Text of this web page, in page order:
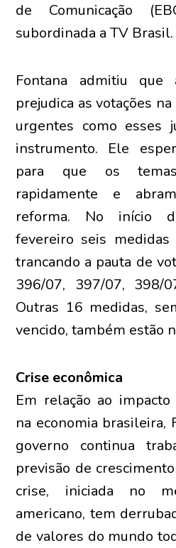
de Comunicação
subordinada a TV Brasil.
Fontana admitiu
prejudica as votações
urgentes como esses
instrumento. Ele
para que os
rapidamente e
reforma. No início
fevereiro seis medidas
trancando a pauta de
396/07, 397/07, 398/
Outras 16 medidas,
vencido, também estão
Crise econômica
Em relação ao
na economia brasileira,
governo continua
previsão de
crise, iniciada no
americano, tem
de valores do mundo